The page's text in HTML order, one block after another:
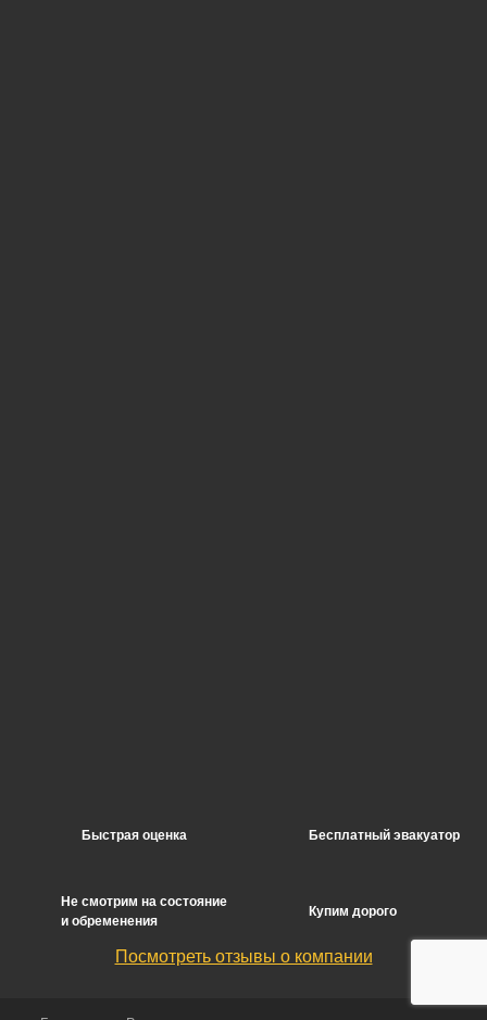
Быстрая оценка Бесплатный эвакуатор
Не смотрим на состояние
и обременения
Купим дорого
Посмотреть отзывы о компании